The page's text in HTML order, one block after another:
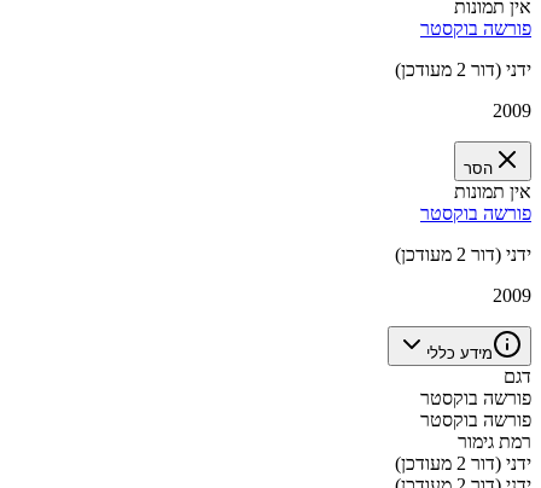
אין תמונות
פורשה בוקסטר
ידני (דור 2 מעודכן)
2009
הסר
אין תמונות
פורשה בוקסטר
ידני (דור 2 מעודכן)
2009
מידע כללי
דגם
פורשה בוקסטר
פורשה בוקסטר
רמת גימור
ידני (דור 2 מעודכן)